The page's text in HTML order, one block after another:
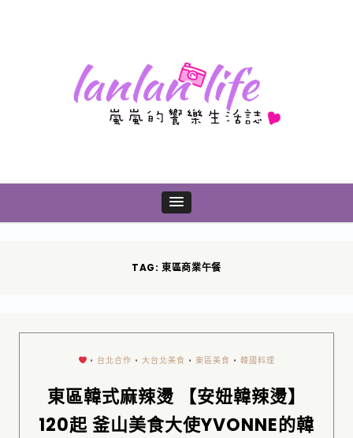
TAG: 東區商業午餐
• 台北合作 •大台北美食 •東區美食 •韓國料理
東區韓式麻辣燙 【安妞韓辣燙】
120起 釜山美食大使YVONNE的韓